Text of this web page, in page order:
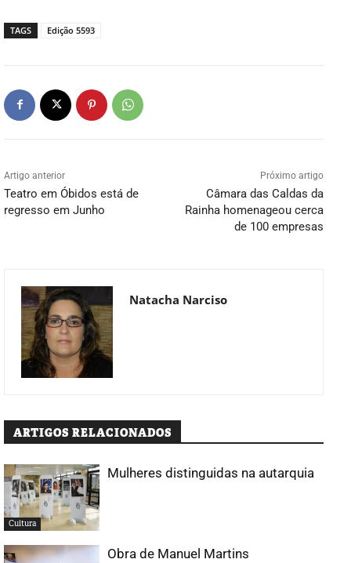
TAGS Edição 5593
Artigo anterior
Teatro em Óbidos está de
regresso em Junho
Próximo artigo
Câmara das Caldas da
Rainha homenageou cerca
de 100 empresas
Natacha Narciso
ARTIGOS RELACIONADOS
Cultura
Mulheres distinguidas na autarquia
Obra de Manuel Martins